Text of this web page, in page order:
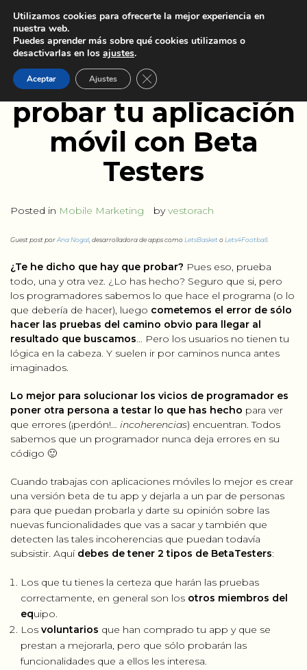
La importancia de
probar tu aplicación
móvil con Beta
Testers
Posted in Mobile Marketing byvestorach
Guest post porAna Nogal, desarrolladora de apps como LetsBasketo Lets4Football.
¿Te he dicho que hay que probar? Pues eso, prueba
todo, una y otra vez. ¿Lo has hecho? Seguro que si, pero
los programadores sabemos lo que hace el programa (o lo
que debería de hacer), luego cometemos el error de sólo
hacer las pruebas del camino obvio para llegar al
resultado que buscamos… Pero los usuarios no tienen tu
lógica en la cabeza. Y suelen ir por caminos nunca antes
imaginados.
Lo mejor para solucionar los vicios de programador es
poner otra persona a testar lo que has hecho para ver
que errores (¡perdón!… incoherencias) encuentran. Todos
sabemos que un programador nunca deja errores en su
código 🙂
Cuando trabajas con aplicaciones móviles lo mejor es crear
una versión beta de tu app y dejarla a un par de personas
para que puedan probarla y darte su opinión sobre las
nuevas funcionalidades que vas a sacar y también que
detecten las tales incoherencias que puedan todavía
subsistir. Aquí debes de tener 2 tipos de BetaTesters:
Los que tu tienes la certeza que harán las pruebas
correctamente, en general son los otros miembros del
equipo.
Los voluntarios que han comprado tu app y que se
prestan a mejorarla, pero que sólo probarán las
funcionalidades que a ellos les interesa.
Utilizamos cookies para ofrecerte la mejor experiencia en
nuestra web.
Puedes aprender más sobre qué cookies utilizamos o
desactivarlas en los ajustes.
Aceptar Ajustes Cerrar el banner de cookies RGPD